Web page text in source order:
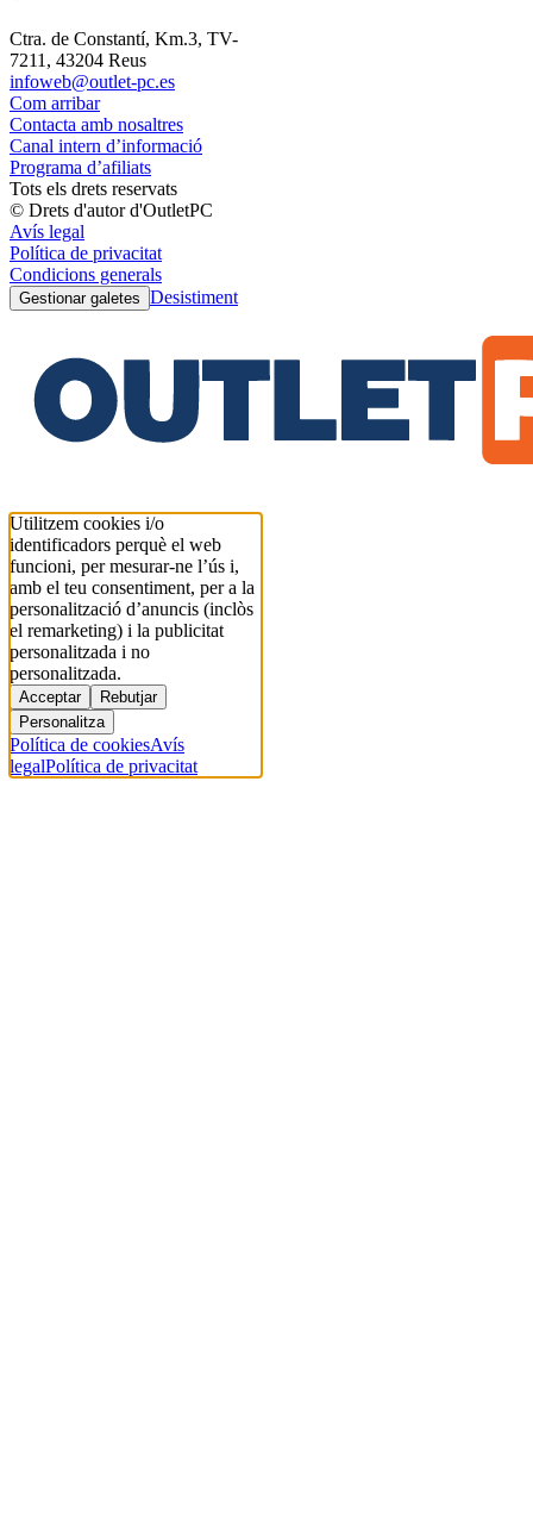
Ctra. de Constantí, Km.3, TV-
7211, 43204 Reus
infoweb@outlet-pc.es
Com arribar
Contacta amb nosaltres
Canal intern d’informació
Programa d’afiliats
Tots els drets reservats
© Drets d'autor d'OutletPC
Avís legal
Política de privacitat
Condicions generals
Gestionar galetes Desistiment
Utilitzem cookies i/o
identificadors perquè el web
funcioni, per mesurar-ne l’ús i,
amb el teu consentiment, per a la
personalització d’anuncis (inclòs
el remarketing) i la publicitat
personalitzada i no
personalitzada.
Acceptar
Rebutjar
Personalitza
Política de cookiesAvís
legalPolítica de privacitat